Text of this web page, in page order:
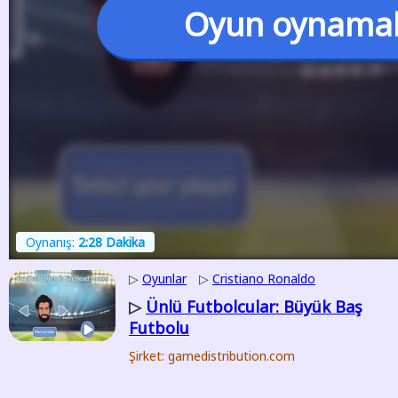
Oyun
Oynanış: 2:28 Dakika
▷ Oyunlar ▷ Cristiano Ronaldo
▷ Ünlü Futbolcular: Büyük Baş
Futbolu
Şirket: gamedistribution.com